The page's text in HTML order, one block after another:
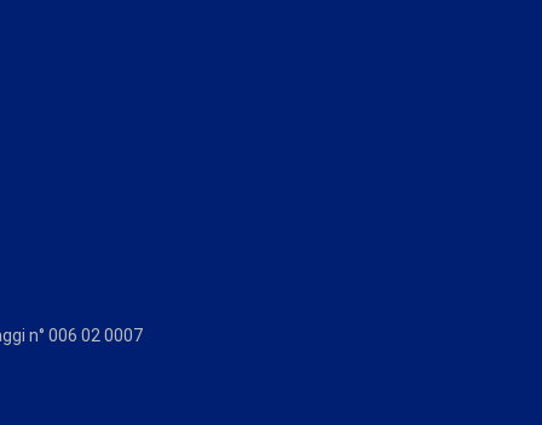
n° 006 02 0007